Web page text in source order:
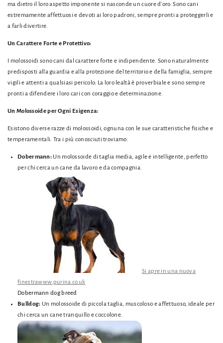
ma dietro il loro aspetto imponente si nasconde un cuore d'oro. Sono cani
estremamente affettuosi e devoti ai loro padroni, sempre pronti a proteggerli e
a farli divertire.
Un Carattere Forte e Protettivo:
I molossoidi sono cani dal carattere forte e indipendente. Sono naturalmente
predisposti alla guardia e alla protezione del territorio e della famiglia, sempre
vigili e attenti a qualsiasi pericolo. La loro lealtà è proverbiale e sono sempre
pronti a difendere i loro cari con coraggio e determinazione.
Un Molossoide per Ogni Esigenza:
Esistono diverse razze di molossoidi,ognuna con le sue caratteristiche fisiche e
temperamentali. Tra i più conosciuti troviamo:
Dobermann: Un molossoide di taglia media, agile e intelligente,perfetto
per chi cerca un cane da lavoro e da compagnia.
Si apre in una nuova
finestrawww.purina.co.uk
Dobermann dog breed
Bulldog: Un molossoide di piccola taglia, muscoloso e affettuoso, ideale per
chi cerca un cane tranquillo e coccolone.